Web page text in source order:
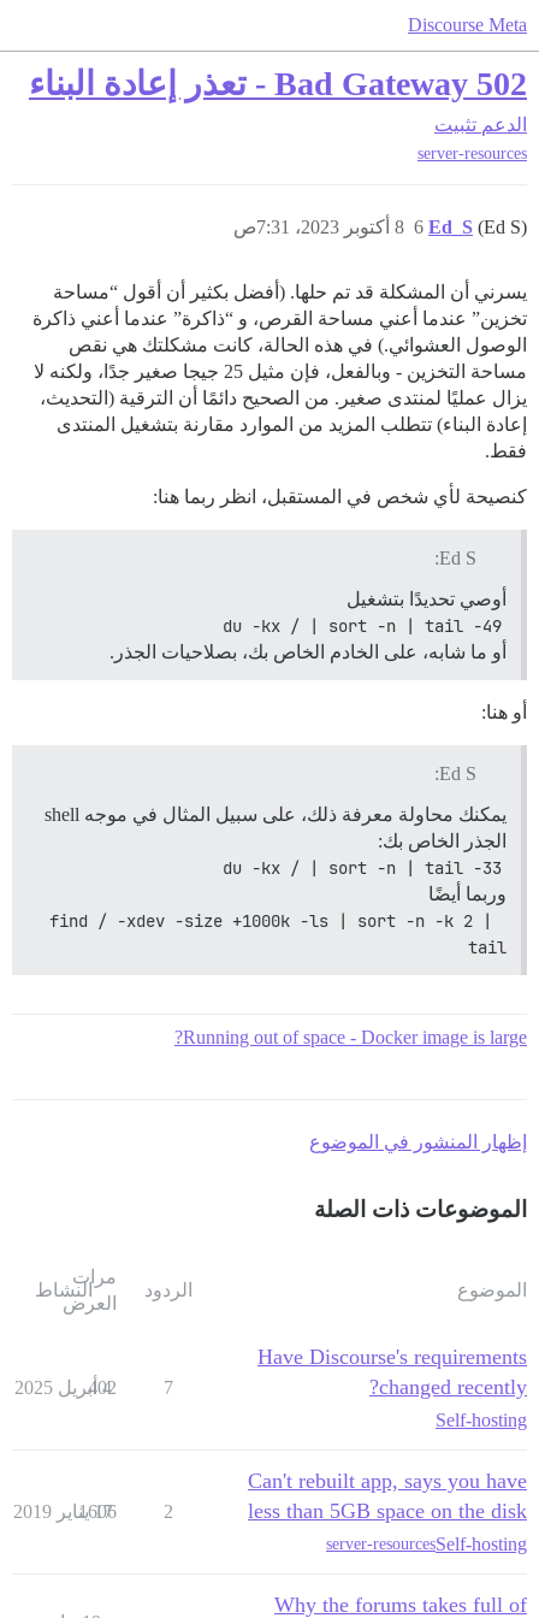
Discourse Meta
502 Bad Gateway - تعذر إعادة البناء
الدعم تثبيت
server-resources
Ed_S (Ed S) 8 أكتوبر 2023، 7:31ص 6
يسرني أن المشكلة قد تم حلها. (أفضل بكثير أن أقول “مساحة
تخزين” عندما أعني مساحة القرص، و “ذاكرة” عندما أعني ذاكرة
الوصول العشوائي.) في هذه الحالة، كانت مشكلتك هي نقص
مساحة التخزين - وبالفعل، فإن مثيل 25 جيجا صغير جدًا، ولكنه لا
يزال عمليًا لمنتدى صغير. من الصحيح دائمًا أن الترقية (التحديث،
إعادة البناء) تتطلب المزيد من الموارد مقارنة بتشغيل المنتدى
فقط.
كنصيحة لأي شخص في المستقبل، انظر ربما هنا:
Ed S:
أوصي تحديدًا بتشغيل
du -kx / | sort -n | tail -49
أو ما شابه، على الخادم الخاص بك، بصلاحيات الجذر.
أو هنا:
Ed S:
يمكنك محاولة معرفة ذلك، على سبيل المثال في موجه shell
الجذر الخاص بك:
du -kx / | sort -n | tail -33
وربما أيضًا
find / -xdev -size +1000k -ls | sort -n -k 2 |
tail
Running out of space - Docker image is large?
إظهار المنشور في الموضوع
الموضوعات ذات الصلة
الموضوع الردود
مرات
العرض
النشاط
Have Discourse's requirements
changed recently?
Self-hosting
7
402
4 أبريل 2025
Can't rebuilt app, says you have
less than 5GB space on the disk
Self-hosting
server-resources
2
1606
17 يناير 2019
Why the forums takes full of